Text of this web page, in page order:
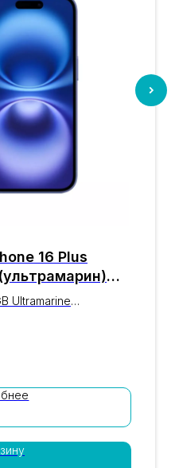
16 Plus
Ultramarine
6,7″, камерой 48
по Москве и